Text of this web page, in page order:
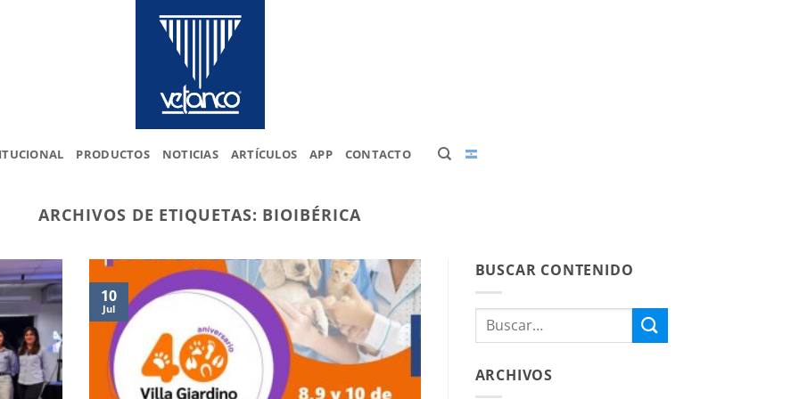
PRODUCTOS NOTICIAS ARTÍCULOS APP CONTACTO
ARCHIVOS DE ETIQUETAS: BIOIBÉRICA
10
Jul
BUSCAR CONTENIDO
ARCHIVOS